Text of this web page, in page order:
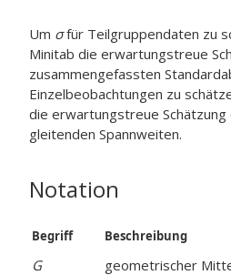
Um σfür Teilgruppendaten zu
Minitab die erwartungstreue
zusammengefassten
Einzelbeobachtungen zu
die erwartungstreue
gleitenden Spannweiten.
Notation
Begriff Beschreibung
G
geometrischer